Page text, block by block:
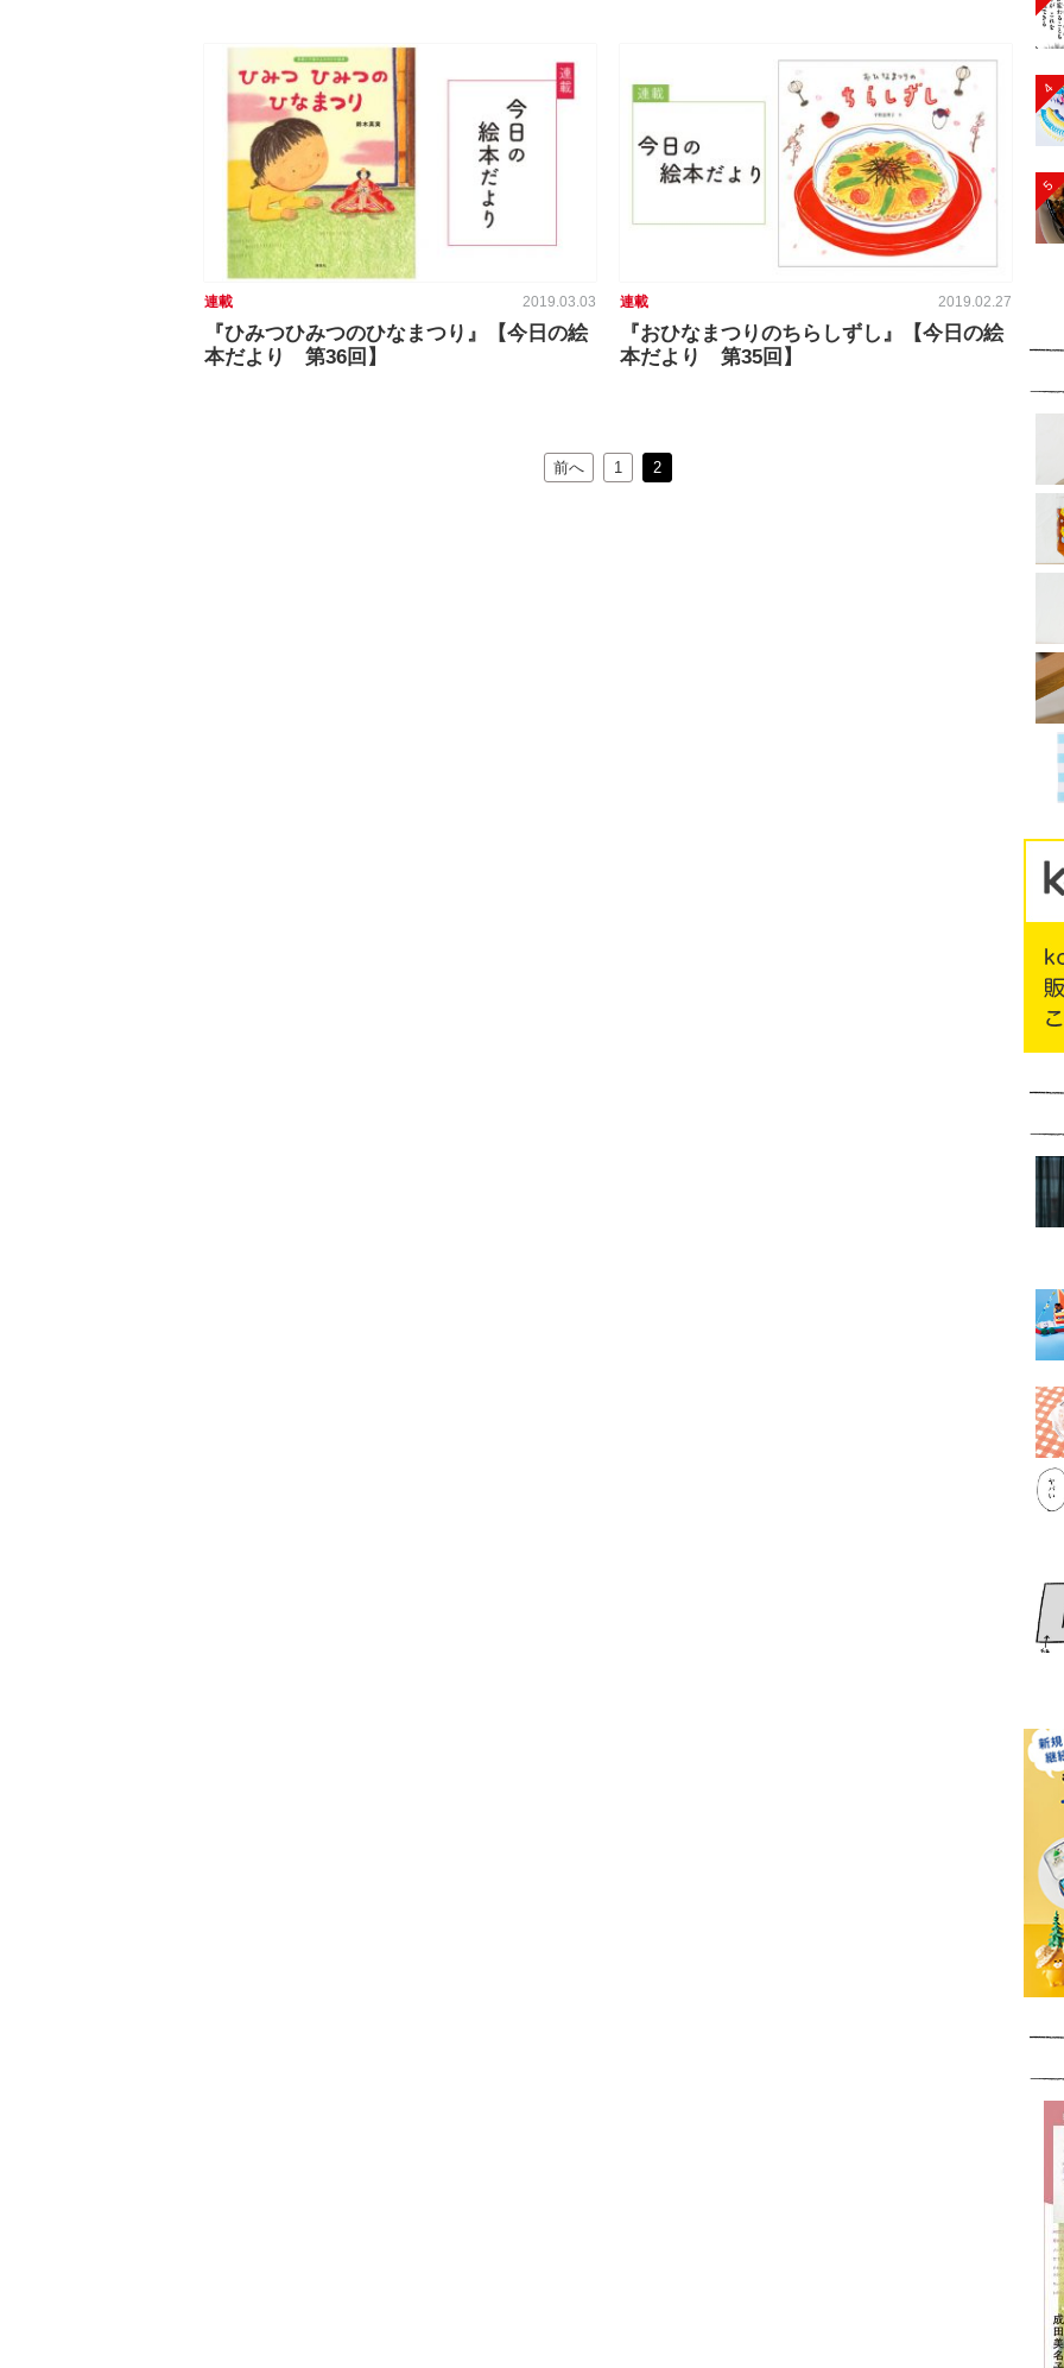
連載 2019.03.03
『ひみつひみつのひなまつり』【今日の絵
本だより 第36回】
連載 2019.02.27
『おひなまつりのちらしずし』【今日の絵
本だより 第35回】
前へ 1 2
4
5